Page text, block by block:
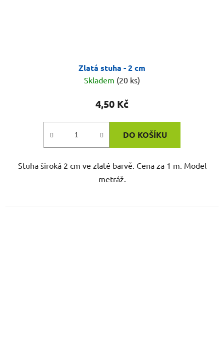
Zlatá stuha - 2 cm
Skladem (20 ks)
4,50 Kč
DO KOŠÍKU
Stuha široká 2 cm ve zlaté barvě. Cena za 1 m. Model
metráž.